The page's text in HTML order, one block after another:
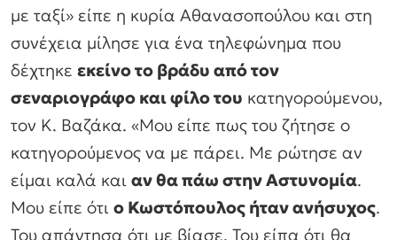
με ταξί» είπε η κυρία Αθανασοπούλου και στη
συνέχεια μίλησε για ένα τηλεφώνημα που
δέχτηκε εκείνο το βράδυ από τον
σεναριογράφο και φίλο του κατηγορούμενου,
τον Κ. Βαζάκα. «Μου είπε πως του ζήτησε ο
κατηγορούμενος να με πάρει. Με ρώτησε αν
είμαι καλά και αν θα πάω στην Αστυνομία.
Μου είπε ότι ο Κωστόπουλος ήταν ανήσυχος.
Του απάντησα ότι με βίασε. Του είπα ότι θα